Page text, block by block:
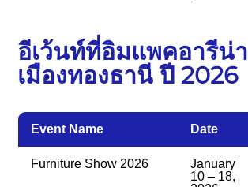
อีเว้นท์ที่อิมแพคอารีน่า
เมืองทองธานี ปี 2026
Event Name Date
Furniture Show 2026
January
10 – 18,